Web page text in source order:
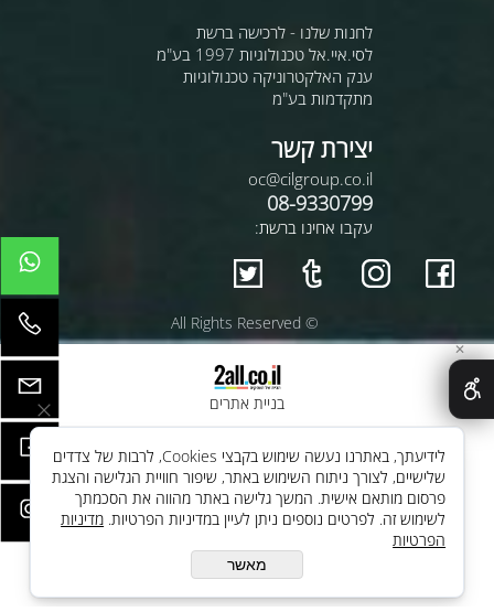
לחנות שלנו - לרכישה ברשת
לסי.איי.אל טכנולוגיות 1997 בע"מ
ענק האלקטרוניקה טכנולוגיות
מתקדמות בע"מ
יצירת קשר
oc@cilgroup.co.il
08-9330799
עקבו אחינו ברשת:
© All Rights Reserved
בניית אתרים
✕
לידיעתך, באתרנו נעשה שימוש בקבצי Cookies, לרבות של צדדים
שלישיים, לצורך ניתוח השימוש באתר, שיפור חוויית הגלישה והצגת
פרסום מותאם אישית. המשך גלישה באתר מהווה את הסכמתך
לשימוש זה. לפרטים נוספים ניתן לעיין במדיניות הפרטיות. מדיניות
הפרטיות
מאשר